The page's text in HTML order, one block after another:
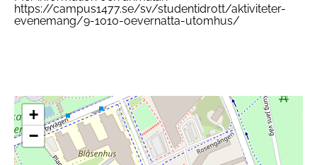
https://campus1477.se/sv/studentidrott/aktiviteter-
evenemang/9-1010-oevernatta-utomhus/
+
−